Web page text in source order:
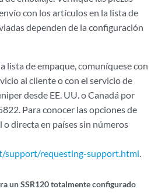
con los artículos en la lista de
dependen de la configuración
lista de empaque, comuníquese con
al cliente o con el servicio de
desde EE. UU. o Canadá por
Para conocer las opciones de
directa en países sin números
support/requesting-support.html.
un SSR120 totalmente configurado